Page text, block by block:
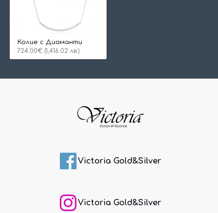
Колие с Диаманти
724.00€ (1,416.02 лв.)
Victoria Gold&Silver
Victoria Gold&Silver